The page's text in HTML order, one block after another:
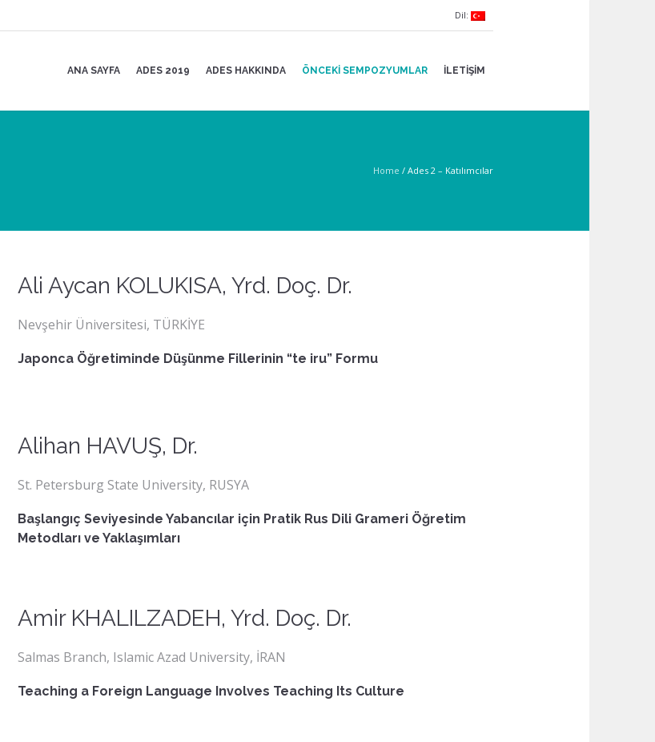
Dil:
ANA SAYFA ADES 2019 ADES HAKKINDA ÖNCEKI SEMPOZYUMLAR İLETIŞIM
Home / Ades 2 – Katılımcılar
Ali Aycan KOLUKISA, Yrd. Doç. Dr.
Nevşehir Üniversitesi, TÜRKİYE
Japonca Öğretiminde Düşünme Fillerinin “te iru” Formu
Alihan HAVUŞ, Dr.
St. Petersburg State University, RUSYA
Başlangıç Seviyesinde Yabancılar için Pratik Rus Dili Grameri Öğretim
Metodları ve Yaklaşımları
Amir KHALILZADEH, Yrd. Doç. Dr.
Salmas Branch, Islamic Azad University, İRAN
Teaching a Foreign Language Involves Teaching Its Culture